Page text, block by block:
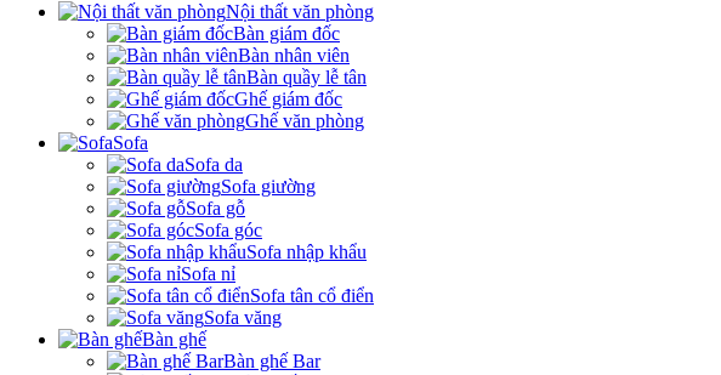
Nội thất văn phòng
Bàn giám đốc
Bàn nhân viên
Bàn quầy lễ tân
Ghế giám đốc
Ghế văn phòng
Sofa
Sofa da
Sofa giường
Sofa gỗ
Sofa góc
Sofa nhập khẩu
Sofa nỉ
Sofa tân cổ điển
Sofa văng
Bàn ghế
Bàn ghế Bar